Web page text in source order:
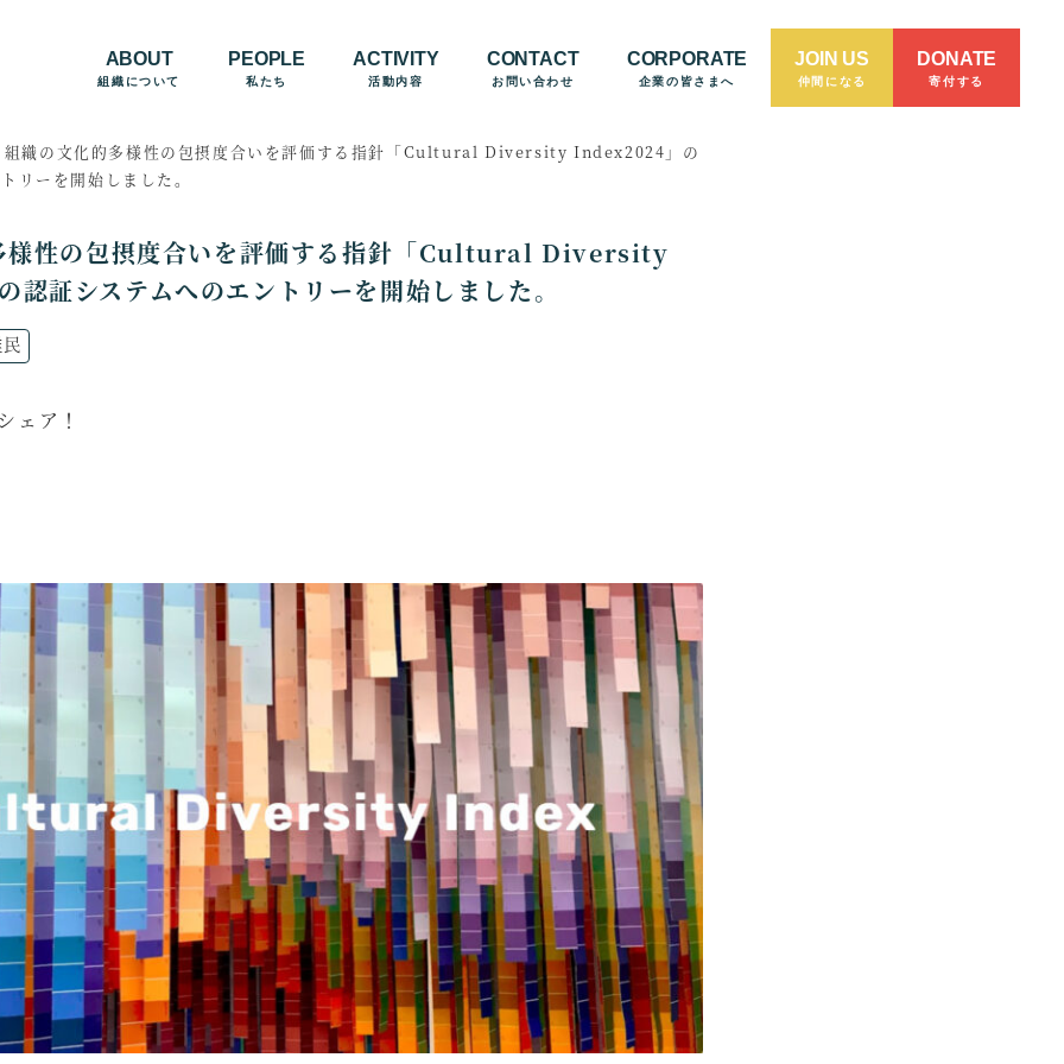
ABOUT
組織について
PEOPLE
私たち
ACTIVITY
活動内容
CONTACT
お問い合わせ
CORPORATE
企業の皆さまへ
JOIN US
仲間になる
DONATE
寄付する
組織の文化的多様性の包摂度合いを評価する指針「Cultural Diversity Index2024」の
リーを開始しました。
様性の包摂度合いを評価する指針「Cultural Diversity
証システムへのエントリーを開始しました。
ースのカテゴリー
ェア！